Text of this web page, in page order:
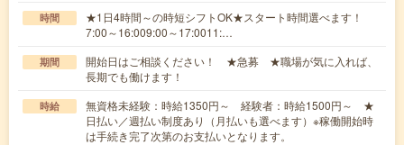
時間
★1日4時間～の時短シフトOK★スタート時間選べます！
7:00～16:009:00～17:0011:…
期間
開始日はご相談ください！ ★急募 ★職場が気に入れば、
長期でも働けます！
時給
無資格未経験：時給1350円～ 経験者：時給1500円～ ★
日払い／週払い制度あり（月払いも選べます）※稼働開始時
は手続き完了次第のお支払いとなります。